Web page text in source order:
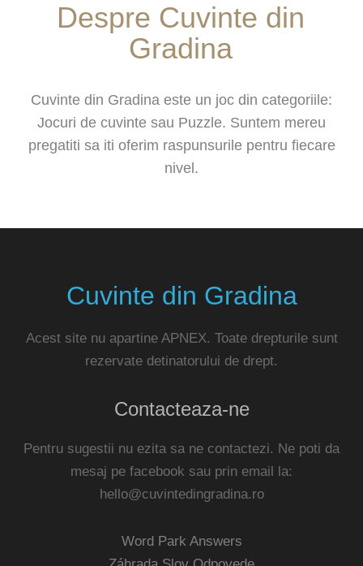
Despre Cuvinte din
Gradina
Cuvinte din Gradina este un joc din categoriile:
Jocuri de cuvinte sau Puzzle. Suntem mereu
pregatiti sa iti oferim raspunsurile pentru fiecare
nivel.
Cuvinte din Gradina
Acest site nu apartine APNEX. Toate drepturile sunt
rezervate detinatorului de drept.
Contacteaza-ne
Pentru sugestii nu ezita sa ne contactezi. Ne poti da
mesaj pe facebook sau prin email la:
hello@cuvintedingradina.ro
Word Park Answers